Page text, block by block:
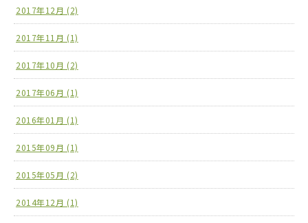
2017年12月 (2)
2017年11月 (1)
2017年10月 (2)
2017年06月 (1)
2016年01月 (1)
2015年09月 (1)
2015年05月 (2)
2014年12月 (1)